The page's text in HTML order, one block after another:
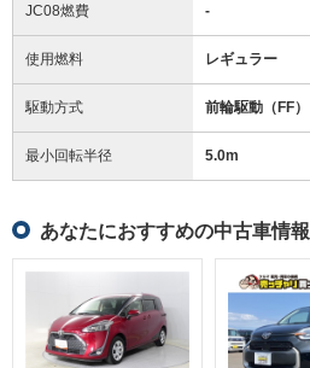
JC08燃費 -
使用燃料 レギュラー
駆動方式 前輪駆動（FF）
最小回転半径 5.0m
あなたにおすすめの中古車情報